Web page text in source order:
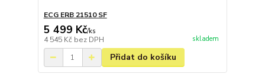
ECG ERB 21510 SF
5 499 Kč/ks
4 545 Kč bez DPH skladem
Přidat do košíku